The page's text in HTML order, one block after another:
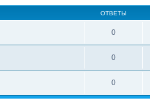
ОТВЕТЫ
0
0
0